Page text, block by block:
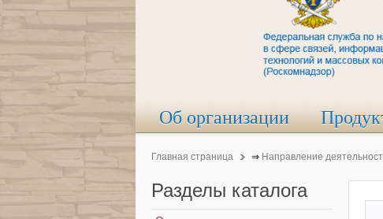
Об организации
Главная страница ⇒ Направление
Разделы каталога